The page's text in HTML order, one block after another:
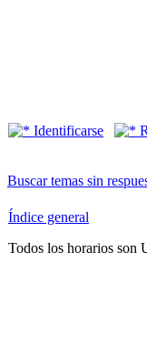
Identificarse
Buscar temas sin
Índice general
Todos los horarios son